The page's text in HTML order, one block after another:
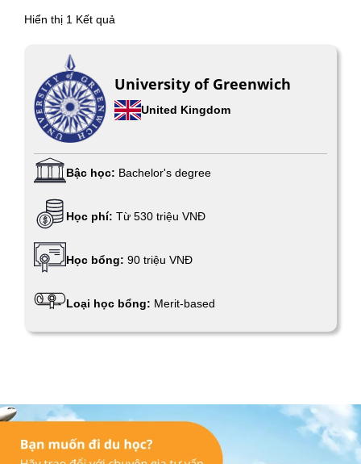
Hiển thị 1 Kết quả
University of Greenwich
United Kingdom
Bậc học: Bachelor's degree
Học phí: Từ 530 triệu VNĐ
Học bổng: 90 triệu VNĐ
Loại học bổng: Merit-based